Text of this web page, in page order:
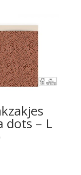
dots – L